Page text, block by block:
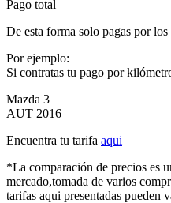
Pago total
De esta forma solo pagas por
Por ejemplo:
Si contratas tu pago por
Mazda 3
AUT 2016
Encuentra tu tarifa aqui
*La comparación de precios es
mercado,tomada de varios
tarifas aqui presentadas pueden